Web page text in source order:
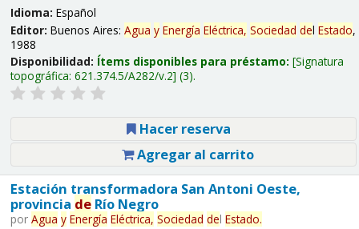
Idioma: Español
Editor: Buenos Aires: Agua y Energía Eléctrica, Sociedad del Estado,
1988
Disponibilidad: Ítems disponibles para préstamo: Signatura
topográfica: 621.374.5/A282/v.2 (3).
Hacer reserva
Agregar al carrito
Estación transformadora San Antoni Oeste,
provincia deRío Negro
por Agua y Energía Eléctrica, Sociedad del Estado.